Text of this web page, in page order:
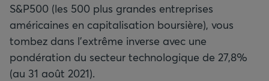
S&P500 (les 500 plus grandes entreprises
américaines en capitalisation boursière), vous
tombez dans l’extrême inverse avec une
pondération du secteur technologique de 27,8%
(au 31 août 2021).